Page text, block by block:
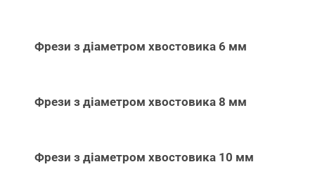
Фрези з діаметром хвостовика 6 мм
Фрези з діаметром хвостовика 8 мм
Фрези з діаметром хвостовика 10 мм